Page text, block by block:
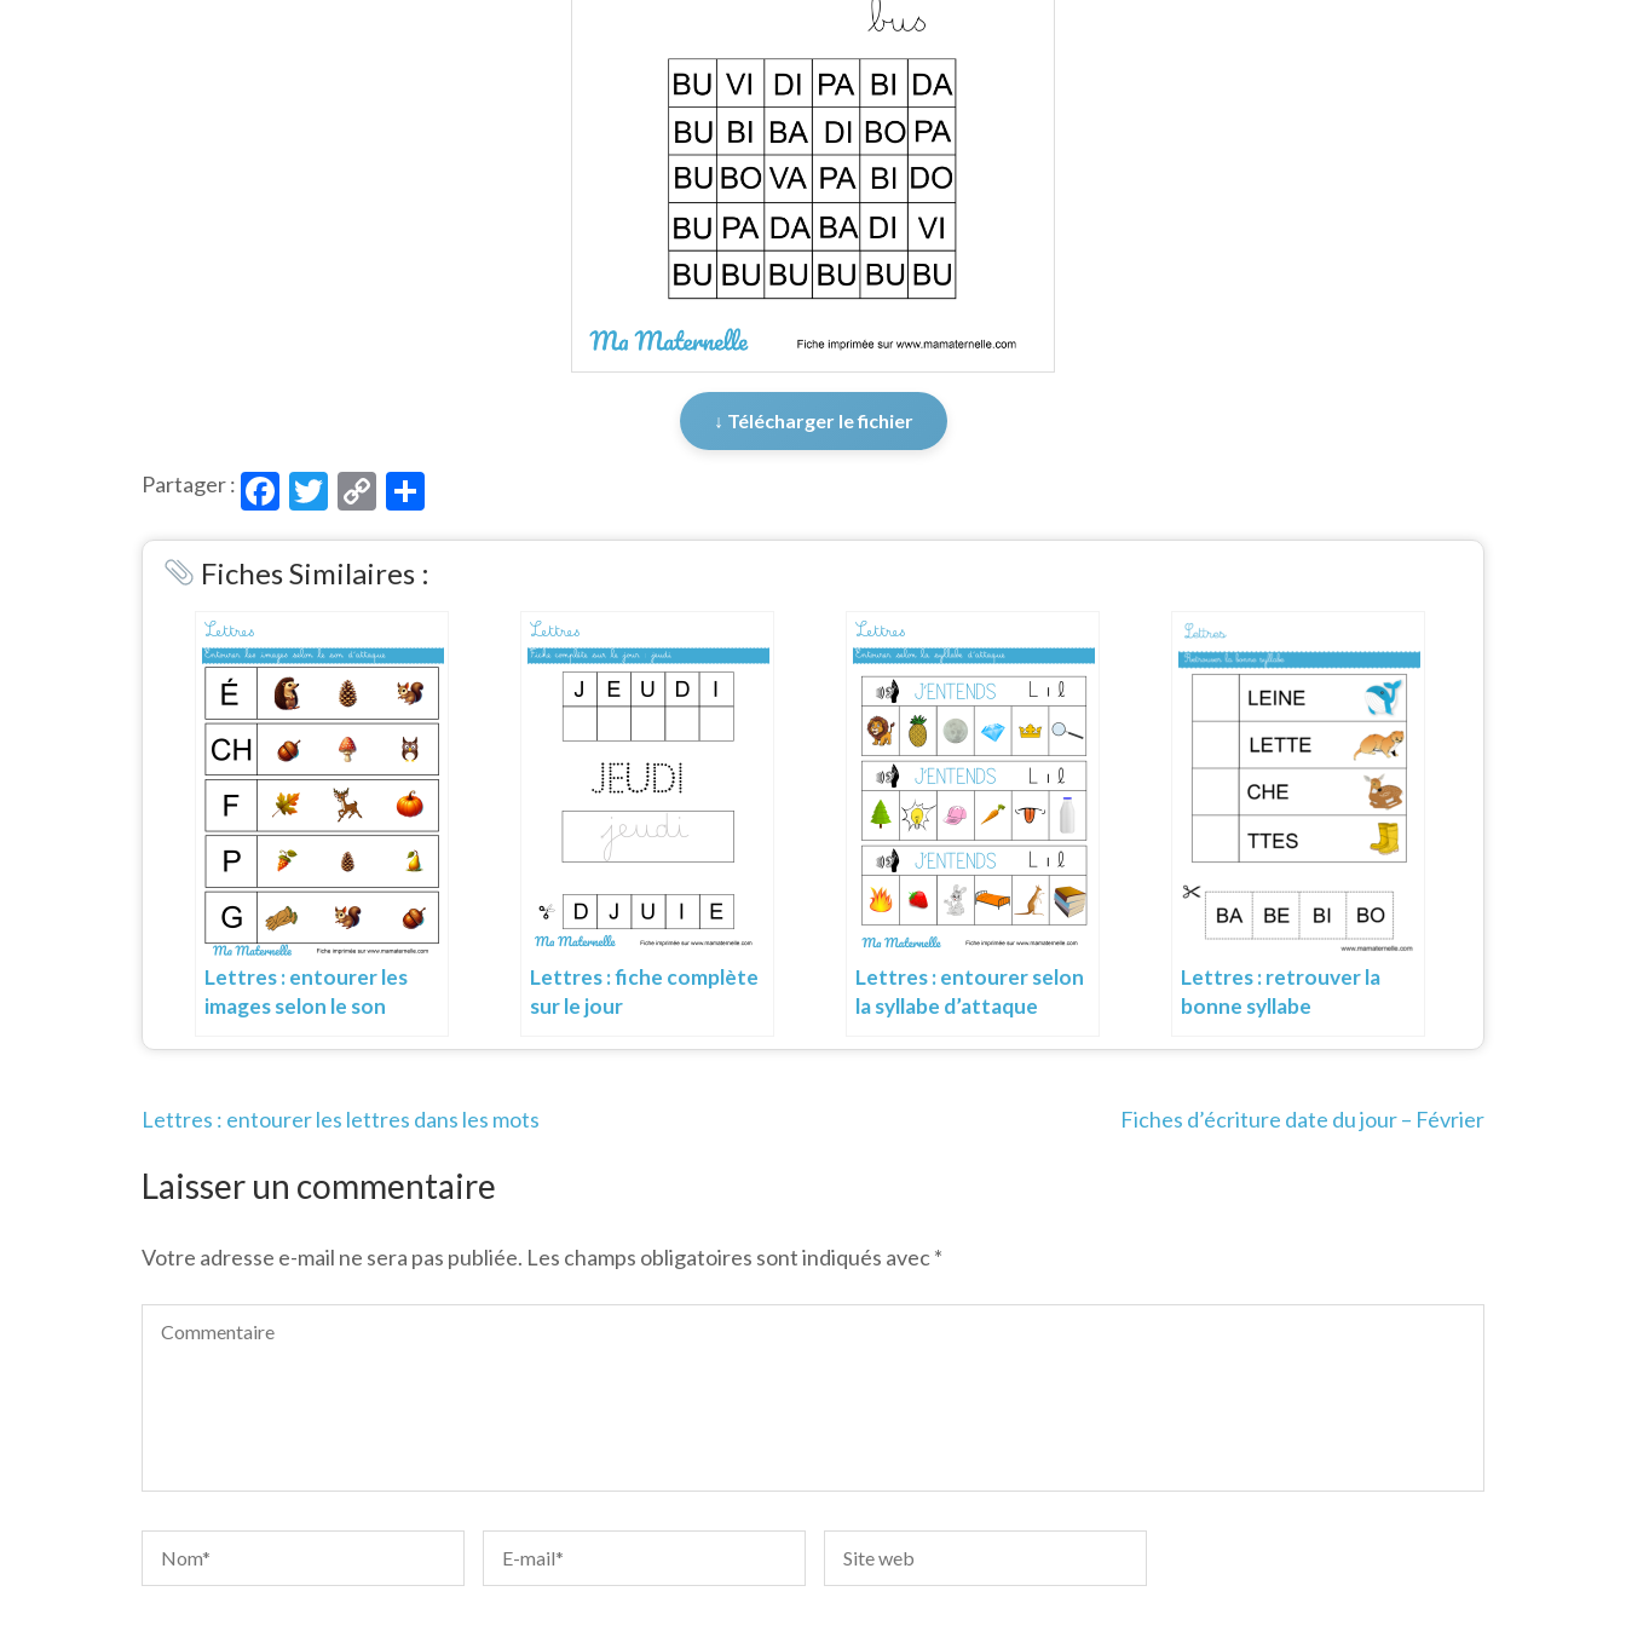
↓ Télécharger le fichier
Partager : Facebook
Twitter
Copy
Link
Fiches Similaires :
Lettres : entourer les
images selon le son
Lettres : fiche complète
sur le jour
Lettres : entourer selon
la syllabe d’attaque
Lettres : retrouver la
bonne syllabe
Navigation
l’article
Lettres : entourer les lettres dans les mots Fiches d’écriture date du jour – Février
Laisser un commentaire
Votre adresse e-mail ne sera pas publiée. Les champs obligatoires sont indiqués avec*